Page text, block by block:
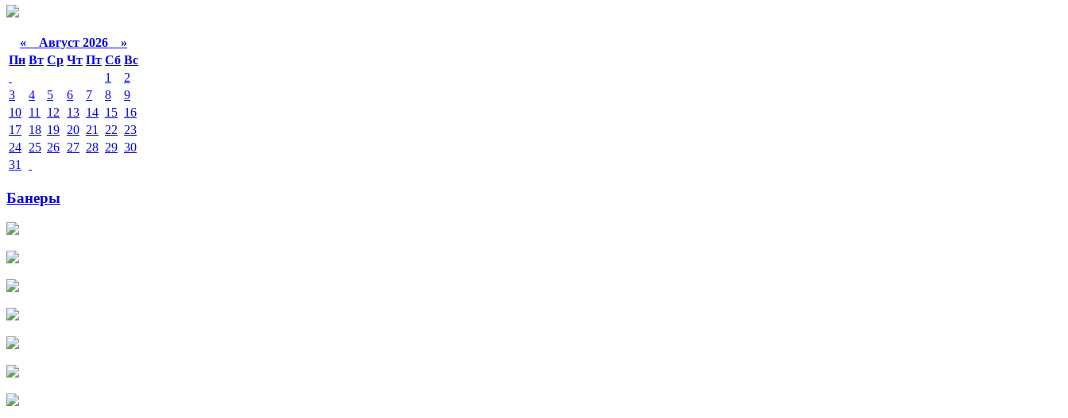
« Август 2026 »
Пн Вт Ср Чт Пт Сб Вс
1
2
3
4 5 6 7 8
9
10 11 12 13 14 15 16
17 18 19 20 21 22 23
24 25 26 27 28 29 30
31
Банеры